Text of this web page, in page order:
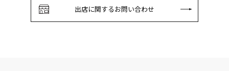
出店に関するお問い合わせ